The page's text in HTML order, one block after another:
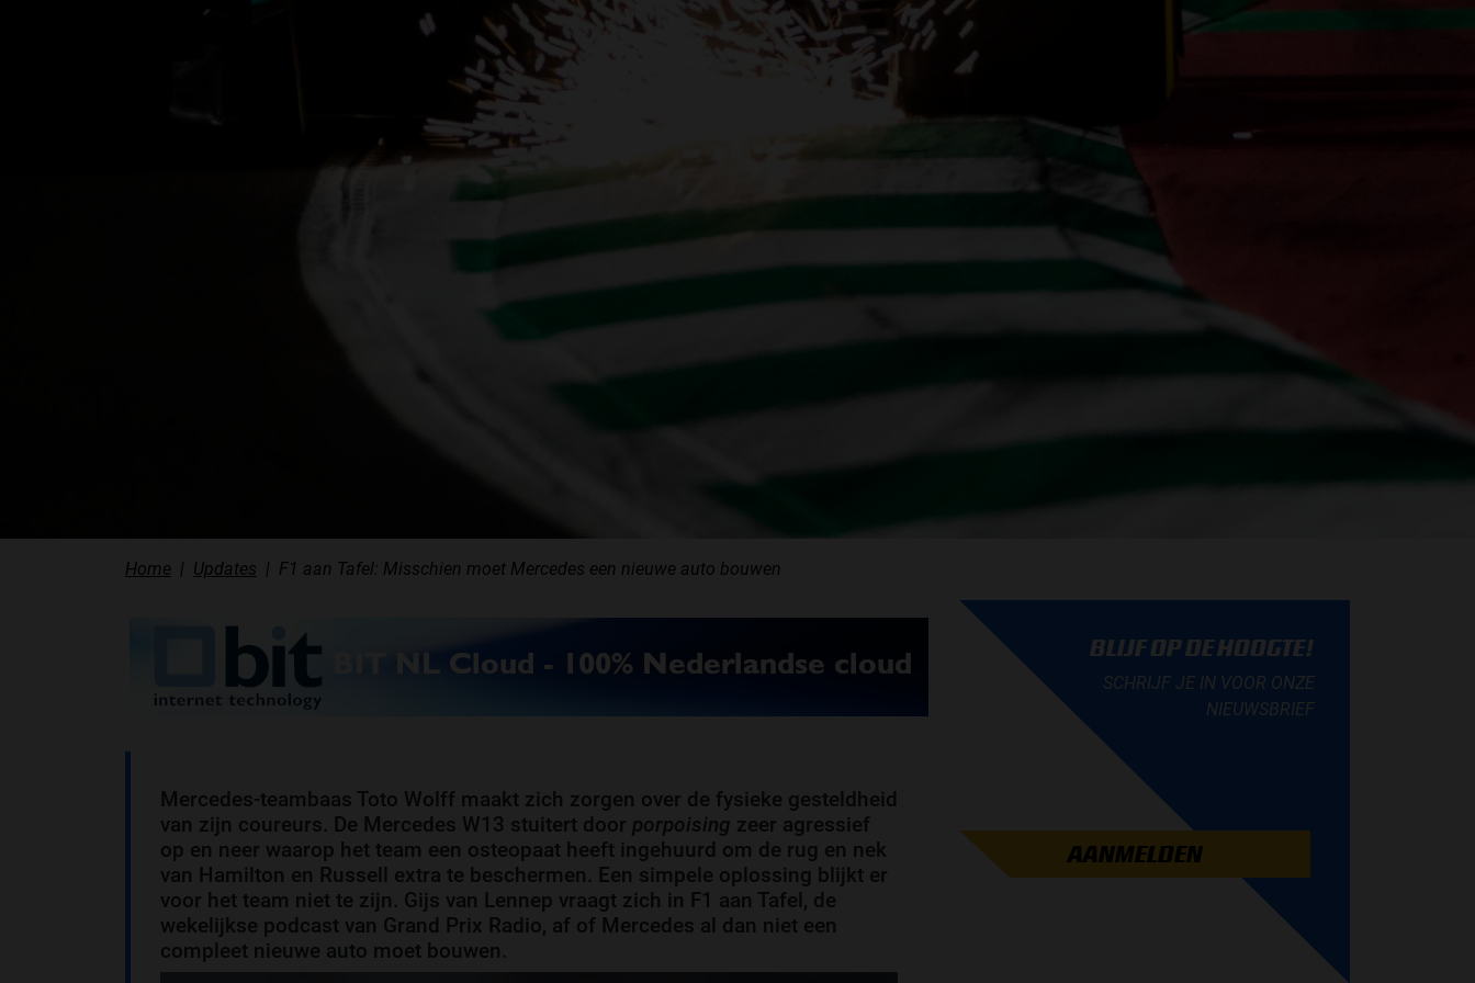
Home Updates F1 aan Tafel: Misschien moet Mercedes een nieuwe auto bouwen
Mercedes-teambaas Toto Wolff maakt zich zorgen over de fysieke gesteldheid
van zijn coureurs. De Mercedes W13 stuitert door porpoising zeer agressief
op en neer waarop het team een osteopaat heeft ingehuurd om de rug en nek
van Hamilton en Russell extra te beschermen. Een simpele oplossing blijkt er
voor het team niet te zijn. Gijs van Lennep vraagt zich in F1 aan Tafel, de
wekelijkse podcast van Grand Prix Radio, af of Mercedes al dan niet een
compleet nieuwe auto moet bouwen.
BLIJF OP DE HOOGTE!
SCHRIJF JE IN VOOR ONZE
NIEUWSBRIEF
AANMELDEN